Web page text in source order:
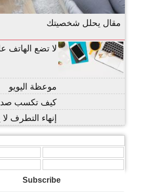
مقال يحلل شخصيتك
لا تضع الهاتف
موعظة اليويو
كيف تكسب
إنهاء التطرف
Subscribe